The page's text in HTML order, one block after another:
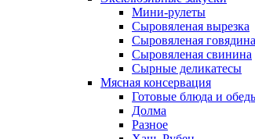
Мини-рулеты
Сыровяленая вырезка
Сыровяленая говядина
Сыровяленая свинина
Сырные деликатесы
Мясная консервация
Готовые блюда и
Долма
Разное